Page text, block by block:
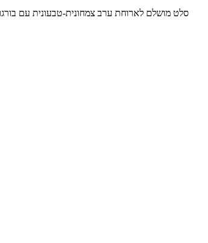
סלט מושלם לארוחת ערב צמחונית-טבעונית עם בורגול מלא, עדשים